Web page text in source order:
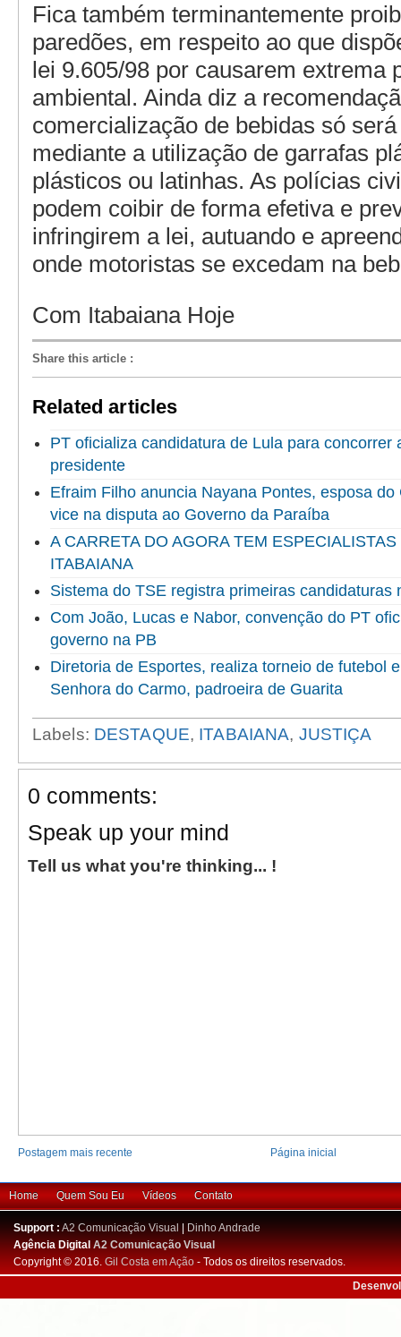
Fica também terminantemente
paredões, em respeito ao que
lei 9.605/98 por causarem extrema
ambiental. Ainda diz a
comercialização de bebidas só
mediante a utilização de garrafas
plásticos ou latinhas. As polícias
podem coibir de forma efetiva e
infringirem a lei, autuando e
onde motoristas se excedam na
Com Itabaiana Hoje
Share this article :
Related articles
PT oficializa candidatura de Lula para concorrer
presidente
Efraim Filho anuncia Nayana Pontes, esposa
vice na disputa ao Governo da Paraíba
A CARRETA DO AGORA TEM
ITABAIANA
Sistema do TSE registra primeiras candidaturas
Com João, Lucas e Nabor, convenção do PT
governo na PB
Diretoria de Esportes, realiza torneio de futebol
Senhora do Carmo, padroeira de Guarita
Labels: DESTAQUE, ITABAIANA, JUSTIÇA
0 comments:
Speak up your mind
Tell us what you're thinking... !
Postagem mais recente Página inicial
Home Quem Sou Eu Vídeos Contato
Support : A2 Comunicação Visual | Dinho Andrade
Agência DigitalA2 Comunicação Visual
Copyright © 2016. Gil Costa em Ação - Todos os direitos reservados.